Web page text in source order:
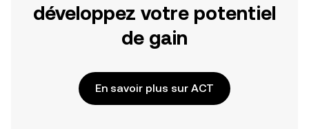
développez votre potentiel
de gain
En savoir plus sur ACT